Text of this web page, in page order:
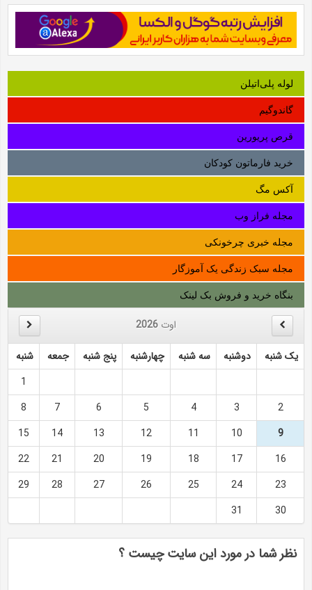
لوله‌ پلی‌اتیلن
گاندوگیم
قرص پریورین
خرید فارماتون کودکان
آکس مگ
مجله فراز وب
مجله خبری چرخونکی
مجله سبک زندگی یک آموزگار
بنگاه خرید و فروش بک لینک
اوت 2026
یک شنبه دوشنبه سه شنبه چهارشنبه پنج شنبه جمعه
شنبه
1
2
3
4
5
6
7
8
9
10
11
12
13
14
15
16
17
18
19
20
21
22
23
24
25
26
27
28
29
30
31
نظر شما در مورد این سایت چیست ؟